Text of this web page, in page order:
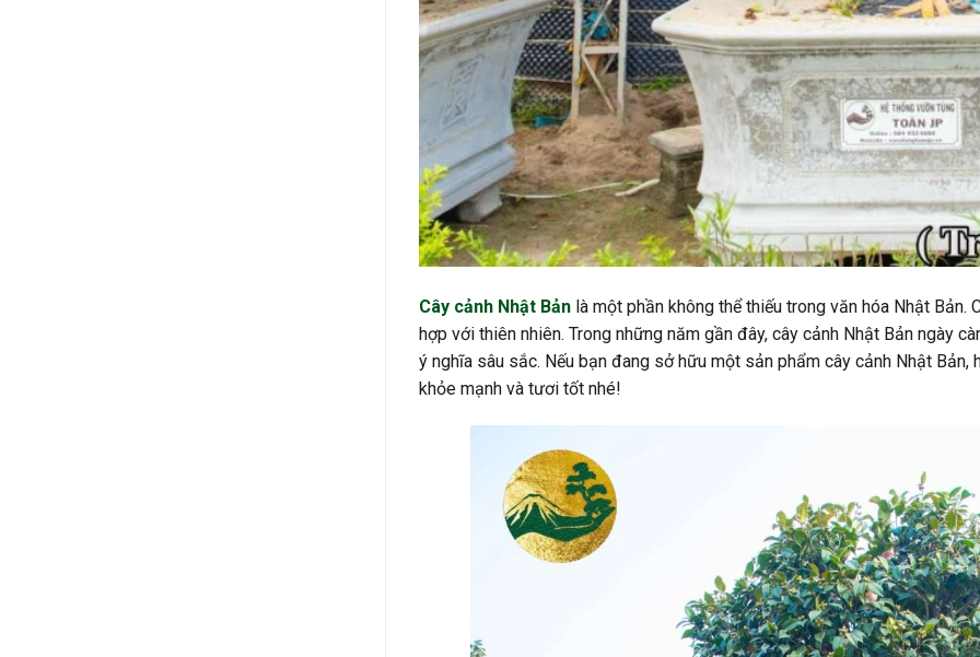
Cây cảnh Nhật Bản là một phần không thể thiếu trong văn hóa Nhật
hợp với thiên nhiên. Trong những năm gần đây, cây cảnh Nhật Bản ngày
ý nghĩa sâu sắc. Nếu bạn đang sở hữu một sản phẩm cây cảnh Nhật
khỏe mạnh và tươi tốt nhé!